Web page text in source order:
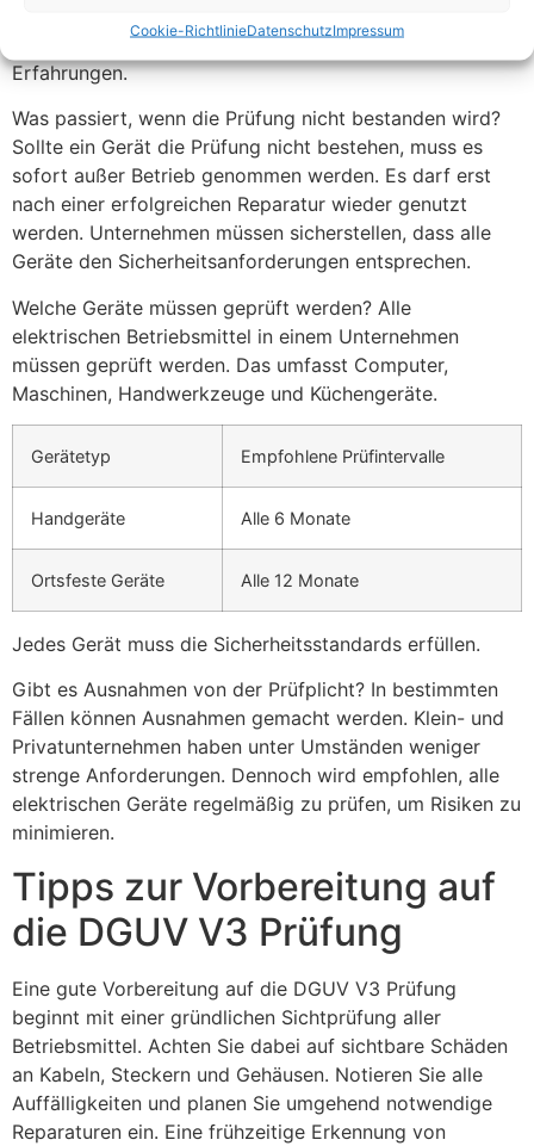
Cookie-RichtlinieDatenschutzImpressum
Diese Fachleute haben die notwendigen Kenntnisse und
Erfahrungen.
Was passiert, wenn die Prüfung nicht bestanden wird?
Sollte ein Gerät die Prüfung nicht bestehen, muss es
sofort außer Betrieb genommen werden. Es darf erst
nach einer erfolgreichen Reparatur wieder genutzt
werden. Unternehmen müssen sicherstellen, dass alle
Geräte den Sicherheitsanforderungen entsprechen.
Welche Geräte müssen geprüft werden? Alle
elektrischen Betriebsmittel in einem Unternehmen
müssen geprüft werden. Das umfasst Computer,
Maschinen, Handwerkzeuge und Küchengeräte.
Gerätetyp Empfohlene Prüfintervalle
Handgeräte Alle 6 Monate
Ortsfeste Geräte Alle 12 Monate
Jedes Gerät muss die Sicherheitsstandards erfüllen.
Gibt es Ausnahmen von der Prüfplicht? In bestimmten
Fällen können Ausnahmen gemacht werden. Klein- und
Privatunternehmen haben unter Umständen weniger
strenge Anforderungen. Dennoch wird empfohlen, alle
elektrischen Geräte regelmäßig zu prüfen, um Risiken zu
minimieren.
Tipps zur Vorbereitung auf
die DGUV V3 Prüfung
Eine gute Vorbereitung auf die DGUV V3 Prüfung
beginnt mit einer gründlichen Sichtprüfung aller
Betriebsmittel. Achten Sie dabei auf sichtbare Schäden
an Kabeln, Steckern und Gehäusen. Notieren Sie alle
Auffälligkeiten und planen Sie umgehend notwendige
Reparaturen ein. Eine frühzeitige Erkennung von